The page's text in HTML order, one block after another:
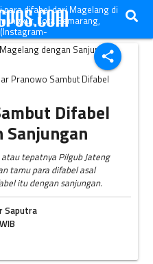
share
para difabel dari Magelang di
Kota Semarang,
Pranowo Sambut Difabel
Difabel
Sanjungan
tepatnya Pilgub Jateng
tamu para difabel asal
itu dengan sanjungan.
Saputra